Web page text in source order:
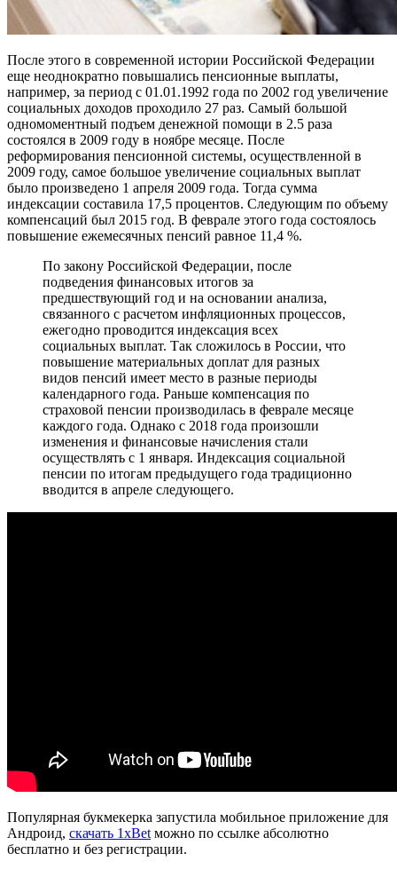
После этого в современной истории Российской Федерации
еще неоднократно повышались пенсионные выплаты,
например, за период с 01.01.1992 года по 2002 год увеличение
социальных доходов проходило 27 раз. Самый большой
одномоментный подъем денежной помощи в 2.5 раза
состоялся в 2009 году в ноябре месяце. После
реформирования пенсионной системы, осуществленной в
2009 году, самое большое увеличение социальных выплат
было произведено 1 апреля 2009 года. Тогда сумма
индексации составила 17,5 процентов. Следующим по объему
компенсаций был 2015 год. В феврале этого года состоялось
повышение ежемесячных пенсий равное 11,4 %.
По закону Российской Федерации, после
подведения финансовых итогов за
предшествующий год и на основании анализа,
связанного с расчетом инфляционных процессов,
ежегодно проводится индексация всех
социальных выплат. Так сложилось в России, что
повышение материальных доплат для разных
видов пенсий имеет место в разные периоды
календарного года. Раньше компенсация по
страховой пенсии производилась в феврале месяце
каждого года. Однако с 2018 года произошли
изменения и финансовые начисления стали
осуществлять с 1 января. Индексация социальной
пенсии по итогам предыдущего года традиционно
вводится в апреле следующего.
Популярная букмекерка запустила мобильное приложение для
Андроид, скачать 1xBetможно по ссылке абсолютно
бесплатно и без регистрации.